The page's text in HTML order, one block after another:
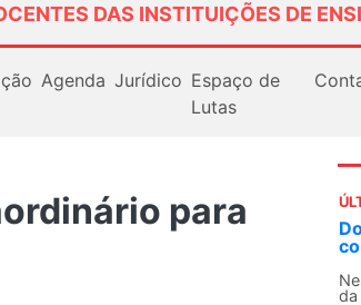
DAS INSTITUIÇÕES DE
Agenda Jurídico Espaço de
Lutas
para
O